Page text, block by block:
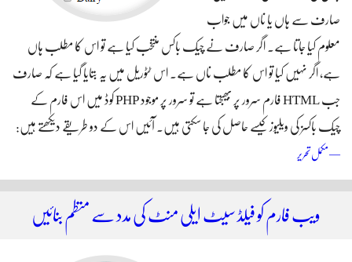
صارف سے ہاں یا ناں میں جواب
معلوم کیا جاتا ہے۔ اگر صارف نے چیک باکس منتخب کیا ہے تو اس کا مطلب ہاں
ہے، اگر نہیں کیا تو اس کا مطلب ناں ہے۔ اس ٹٹوریل میں یہ بتایا گیا ہے کہ صارف
جب HTML فارم سرور پر بھیجتا ہے تو سرور پر موجود PHP کوڈ میں اس فارم کے
چیک باکسز کی ویلیوز کیسے حاصل کی جا سکتی ہیں۔ آئیں اس کے دو طریقے دیکھتے ہیں:
— مکمل تحریر
ویب فارم کو فیلڈ سیٹ ایلی منٹ کی مدد سے منظم بنائیں